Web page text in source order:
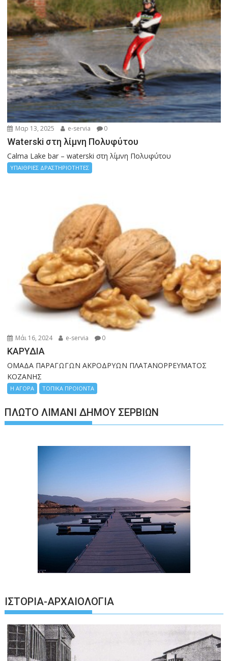
Μαρ 13, 2025 e-servia 0
Waterski στη λίμνη Πολυφύτου
Calma Lake bar – waterski στη λίμνη Πολυφύτου
ΥΠΑΙΘΡΙΕΣ ΔΡΑΣΤΗΡΙΟΤΗΤΕΣ
Μάι 16, 2024 e-servia 0
ΚΑΡΥΔΙΑ
ΟΜΑΔΑ ΠΑΡΑΓΩΓΩΝ ΑΚΡΟΔΡΥΩΝ ΠΛΑΤΑΝΟΡΡΕΥΜΑΤΟΣ
ΚΟΖΑΝΗΣ
Η ΑΓΟΡΑ ΤΟΠΙΚΑ ΠΡΟΙΟΝΤΑ
ΠΛΩΤΌ ΛΙΜΆΝΙ ΔΉΜΟΥ ΣΕΡΒΊΩΝ
ΙΣΤΟΡΊΑ-ΑΡΧΑΙΟΛΟΓΊΑ